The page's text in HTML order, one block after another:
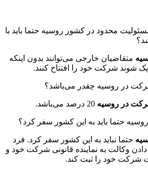
محدود در کشور روسیه حتما باید با
متقاضیان خارجی می‌توانند بدون اینکه
شوند شرکت خود را افتتاح کنند.
در روسیه چقدر می‌باشد؟
در روسیه
حتما باید به این کشور سفر کرد؟
حتما نباید به این کشور سفر کرد. فرد
وکالت به نماینده قانونی شرکت خود و
شرکت خود را ثبت کند.